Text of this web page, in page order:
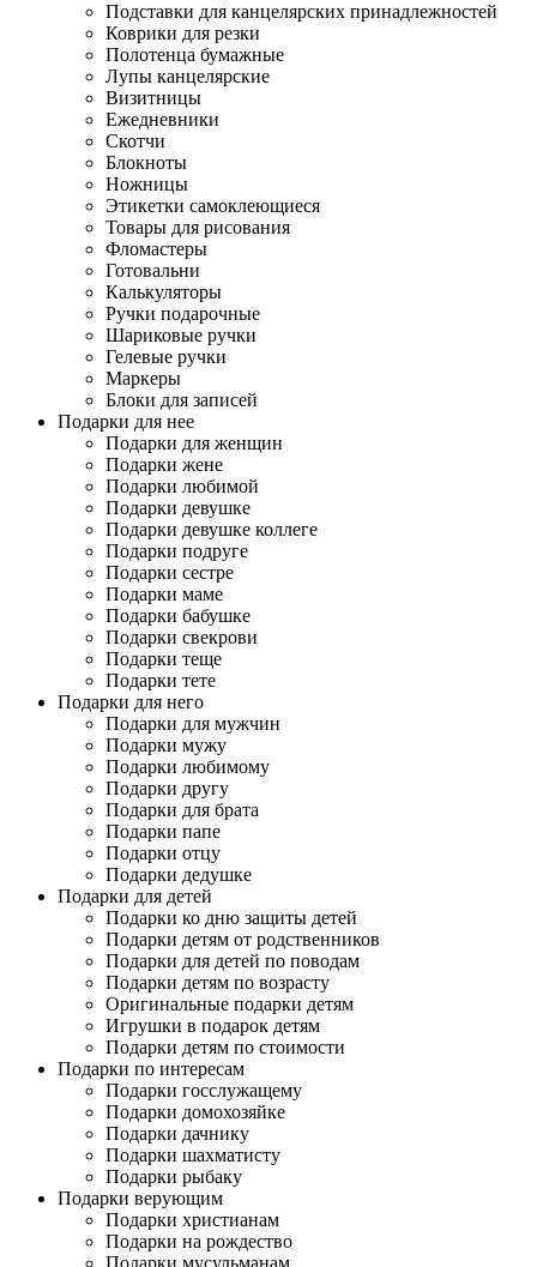
Подставки для канцелярских принадлежностей
Коврики для резки
Полотенца бумажные
Лупы канцелярские
Визитницы
Ежедневники
Скотчи
Блокноты
Ножницы
Этикетки самоклеющиеся
Товары для рисования
Фломастеры
Готовальни
Калькуляторы
Ручки подарочные
Шариковые ручки
Гелевые ручки
Маркеры
Блоки для записей
Подарки для нее
Подарки для женщин
Подарки жене
Подарки любимой
Подарки девушке
Подарки девушке коллеге
Подарки подруге
Подарки сестре
Подарки маме
Подарки бабушке
Подарки свекрови
Подарки теще
Подарки тете
Подарки для него
Подарки для мужчин
Подарки мужу
Подарки любимому
Подарки другу
Подарки для брата
Подарки папе
Подарки отцу
Подарки дедушке
Подарки для детей
Подарки ко дню защиты детей
Подарки детям от родственников
Подарки для детей по поводам
Подарки детям по возрасту
Оригинальные подарки детям
Игрушки в подарок детям
Подарки детям по стоимости
Подарки по интересам
Подарки госслужащему
Подарки домохозяйке
Подарки дачнику
Подарки шахматисту
Подарки рыбаку
Подарки верующим
Подарки христианам
Подарки на рождество
Подарки мусульманам